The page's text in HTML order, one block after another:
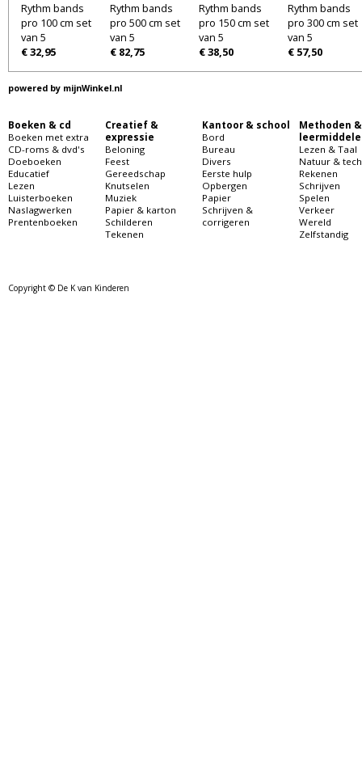
Rythm bands
pro 100 cm set
van 5
€ 32,95
Rythm bands
pro 500 cm set
van 5
€ 82,75
Rythm bands
pro 150 cm set
van 5
€ 38,50
Rythm bands
pro 300 cm set
van 5
€ 57,50
powered by mijnWinkel.nl
Boeken & cd
Boeken met extra
CD-roms & dvd's
Doeboeken
Educatief
Lezen
Luisterboeken
Naslagwerken
Prentenboeken
Creatief &
expressie
Beloning
Feest
Gereedschap
Knutselen
Muziek
Papier & karton
Schilderen
Tekenen
Kantoor & school
Bord
Bureau
Divers
Eerste hulp
Opbergen
Papier
Schrijven &
corrigeren
Methoden &
Lezen & Taal
Natuur &
Rekenen
Schrijven
Spelen
Verkeer
Wereld
Zelfstandig
Copyright © De K van Kinderen